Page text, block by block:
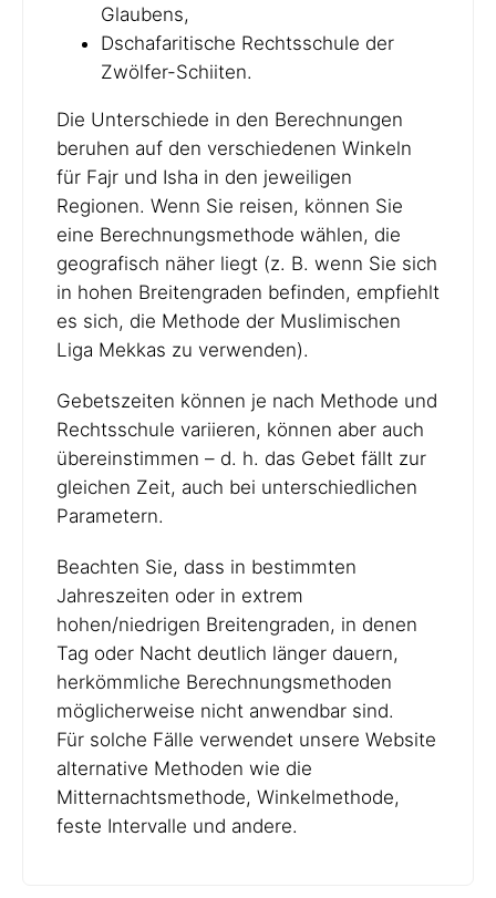
Glaubens,
Dschafaritische Rechtsschule der
Zwölfer-Schiiten.
Die Unterschiede in den Berechnungen
beruhen auf den verschiedenen Winkeln
für Fajr und Isha in den jeweiligen
Regionen. Wenn Sie reisen, können Sie
eine Berechnungsmethode wählen, die
geografisch näher liegt (z. B. wenn Sie sich
in hohen Breitengraden befinden, empfiehlt
es sich, die Methode der Muslimischen
Liga Mekkas zu verwenden).
Gebetszeiten können je nach Methode und
Rechtsschule variieren, können aber auch
übereinstimmen – d. h. das Gebet fällt zur
gleichen Zeit, auch bei unterschiedlichen
Parametern.
Beachten Sie, dass in bestimmten
Jahreszeiten oder in extrem
hohen/niedrigen Breitengraden, in denen
Tag oder Nacht deutlich länger dauern,
herkömmliche Berechnungsmethoden
möglicherweise nicht anwendbar sind.
Für solche Fälle verwendet unsere Website
alternative Methoden wie die
Mitternachtsmethode, Winkelmethode,
feste Intervalle und andere.